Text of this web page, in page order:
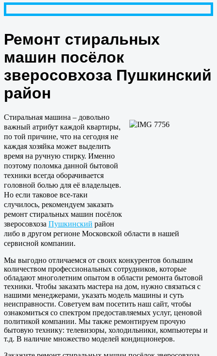
Ремонт стиральных
машин посёлок
зверосовхоза Пушкинский
район
Стиральная машина – довольно
важный атрибут каждой квартиры,
по той причине, что на сегодня не
каждая хозяйка может выделить
время на ручную стирку. Именно
поэтому поломка данной бытовой
техники всегда оборачивается
головной болью для её владельцев.
Но если таковое все-таки
случилось, рекомендуем заказать
ремонт стиральных машин посёлок
зверосовхоза Пушкинский район
либо в другом регионе Московской области в нашей
сервисной компании.
Мы выгодно отличаемся от своих конкурентов большим
количеством профессиональных сотрудников, которые
обладают многолетним опытом в области ремонта бытовой
техники. Чтобы заказать мастера на дом, нужно связаться с
нашими менеджерами, указать модель машины и суть
неисправности. Советуем вам посетить наш сайт, чтобы
ознакомиться со спектром предоставляемых услуг, ценовой
политикой компании. Мы также ремонтируем прочую
бытовую технику: телевизоры, холодильники, компьютеры и
т.д. В наличие множество моделей кондиционеров.